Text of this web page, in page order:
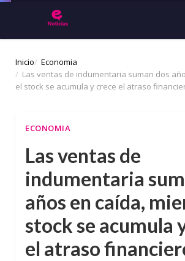
Inicio
Economia
Las ventas de indumentaria suman dos
el stock se acumula y crece el atraso
ECONOMIA
Las ventas de
indumentaria
años en caída,
stock se acumula
el atraso